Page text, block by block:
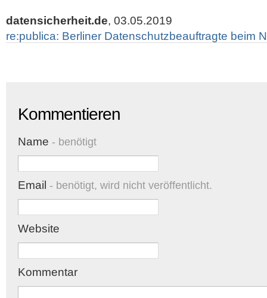
datensicherheit.de, 03.05.2019
re:publica: Berliner Datenschutzbeauftragte beim
Kommentieren
Name - benötigt
Email - benötigt, wird nicht veröffentlicht.
Website
Kommentar